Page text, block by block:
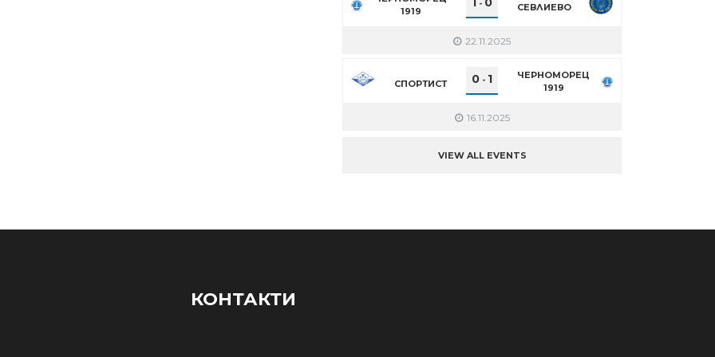
1919
- СЕВЛИЕВО
22.11.2025
СПОРТИСТ 0 - 1
ЧЕРНОМОРЕЦ
1919
16.11.2025
VIEW ALL EVENTS
КОНТАКТИ